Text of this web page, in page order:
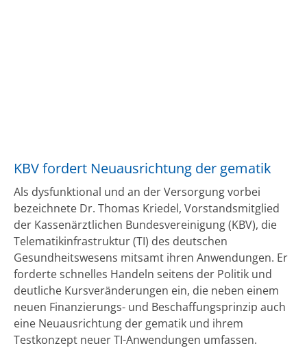
KBV fordert Neuausrichtung der gematik
Als dysfunktional und an der Versorgung vorbei
bezeichnete Dr. Thomas Kriedel, Vorstandsmitglied
der Kassenärztlichen Bundesvereinigung (KBV), die
Telematikinfrastruktur (TI) des deutschen
Gesundheitswesens mitsamt ihren Anwendungen. Er
forderte schnelles Handeln seitens der Politik und
deutliche Kursveränderungen ein, die neben einem
neuen Finanzierungs- und Beschaffungsprinzip auch
eine Neuausrichtung der gematik und ihrem
Testkonzept neuer TI-Anwendungen umfassen.